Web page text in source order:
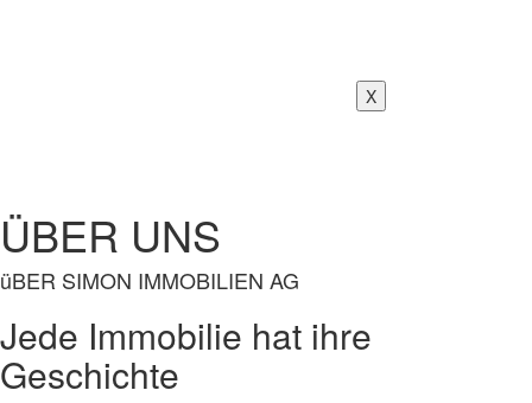
X
ÜBER UNS
üBER SIMON IMMOBILIEN AG
Jede Immobilie hat ihre
Geschichte